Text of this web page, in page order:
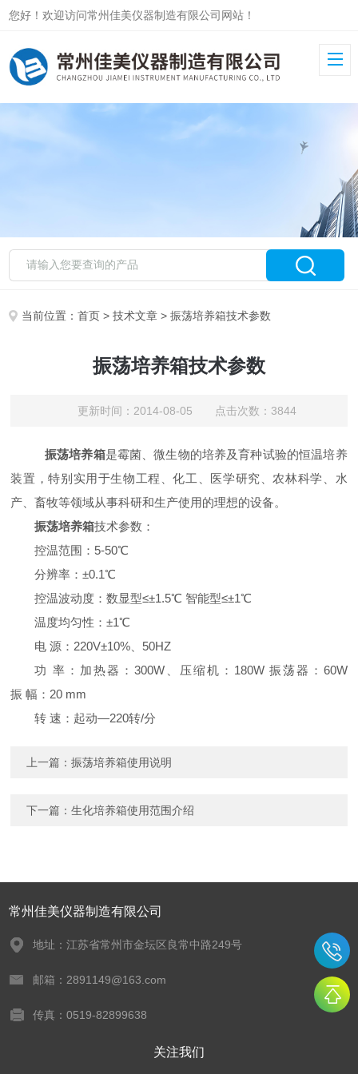
您好！欢迎访问常州佳美仪器制造有限公司网站！
当前位置：首页 >技术文章 > 振荡培养箱技术参数
振荡培养箱技术参数
更新时间：2014-08-05 点击次数：3844
振荡培养箱是霉菌、微生物的培养及育种试验的恒温培养
装置，特别实用于生物工程、化工、医学研究、农林科学、水
产、畜牧等领域从事科研和生产使用的理想的设备。
振荡培养箱技术参数：
控温范围：5-50℃
分辨率：±0.1℃
控温波动度：数显型≤±1.5℃ 智能型≤±1℃
温度均匀性：±1℃
电 源：220V±10%、50HZ
功 率：加热器：300W、压缩机：180W 振荡器：60W
振 幅：20 mm
转 速：起动—220转/分
上一篇：振荡培养箱使用说明
下一篇：生化培养箱使用范围介绍
常州佳美仪器制造有限公司
地址：江苏省常州市金坛区良常中路249号
邮箱：2891149@163.com
传真：0519-82899638
关注我们